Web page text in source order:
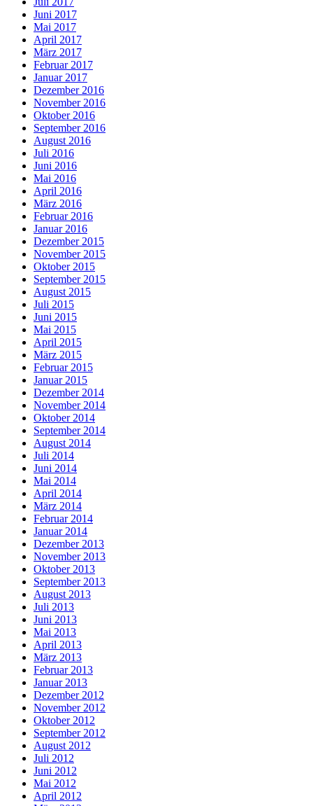
Juni 2017
Mai 2017
April 2017
März 2017
Februar 2017
Januar 2017
Dezember 2016
November 2016
Oktober 2016
September 2016
August 2016
Juli 2016
Juni 2016
Mai 2016
April 2016
März 2016
Februar 2016
Januar 2016
Dezember 2015
November 2015
Oktober 2015
September 2015
August 2015
Juli 2015
Juni 2015
Mai 2015
April 2015
März 2015
Februar 2015
Januar 2015
Dezember 2014
November 2014
Oktober 2014
September 2014
August 2014
Juli 2014
Juni 2014
Mai 2014
April 2014
März 2014
Februar 2014
Januar 2014
Dezember 2013
November 2013
Oktober 2013
September 2013
August 2013
Juli 2013
Juni 2013
Mai 2013
April 2013
März 2013
Februar 2013
Januar 2013
Dezember 2012
November 2012
Oktober 2012
September 2012
August 2012
Juli 2012
Juni 2012
Mai 2012
April 2012